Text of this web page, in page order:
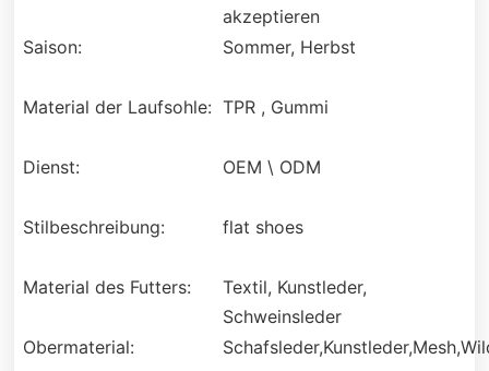
akzeptieren
Saison:
Sommer, Herbst
Material der Laufsohle: TPR , Gummi
Dienst: OEM \ ODM
Stilbeschreibung: flat shoes
Material des Futters:
Textil, Kunstleder,
Schweinsleder
Obermaterial: